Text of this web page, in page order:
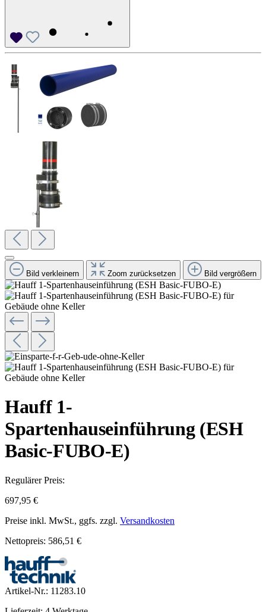
Bild verkleinern Zoom zurücksetzen Bild vergrößern
Hauff 1-
Spartenhauseinführung (ESH
Basic-FUBO-E)
Regulärer Preis:
697,95 €
Preise inkl. MwSt., ggfs. zzgl. Versandkosten
Nettopreis: 586,51 €
Artikel-Nr.: 11283.10